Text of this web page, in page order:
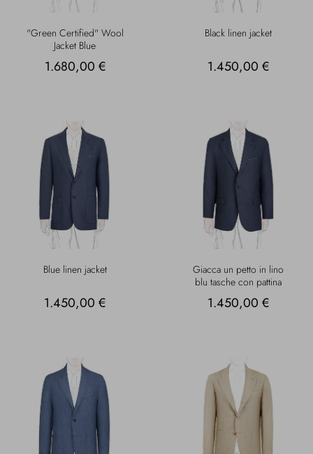
"Green Certified" Wool
Jacket Blue
1.680,00 €
Black linen jacket
1.450,00 €
Blue linen jacket
1.450,00 €
Giacca un petto in lino
blu tasche con pattina
1.450,00 €